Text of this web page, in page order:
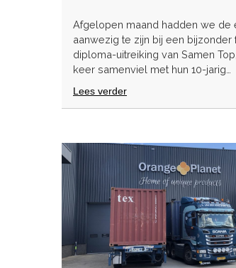
Afgelopen maand hadden we de
aanwezig te zijn bij een bijzonder
diploma-uitreiking van Samen
keer samenviel met hun 10-jarig…
Lees verderover
Gouden
Samen
Top
viert
10-
jarig
Jubileum
Diploma-
uitreiking